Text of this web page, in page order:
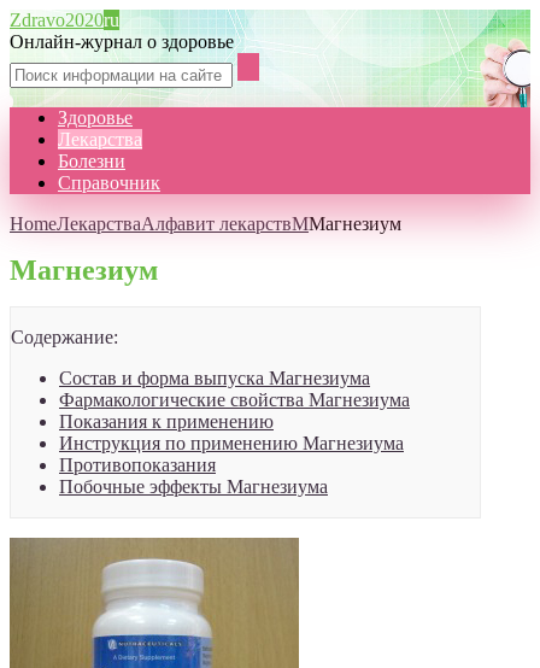
Zdravo2020ru
Онлайн-журнал о здоровье
Здоровье
Лекарства
Болезни
Справочник
HomeЛекарстваАлфавит лекарствММагнезиум
Магнезиум
Содержание:
Состав и форма выпуска Магнезиума
Фармакологические свойства Магнезиума
Показания к применению
Инструкция по применению Магнезиума
Противопоказания
Побочные эффекты Магнезиума